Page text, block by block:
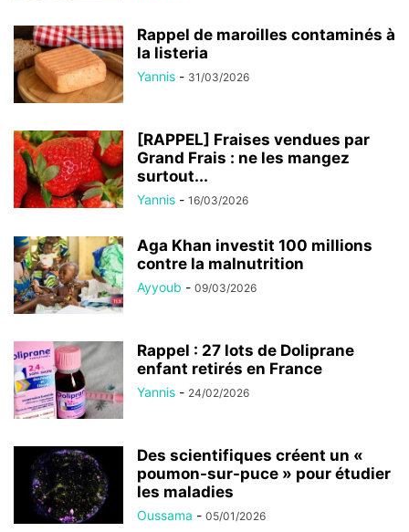
Rappel de maroilles contaminés à
la listeria
Yannis - 31/03/2026
[RAPPEL] Fraises vendues par
Grand Frais : ne les mangez
surtout...
Yannis - 16/03/2026
Aga Khan investit 100 millions
contre la malnutrition
Ayyoub - 09/03/2026
Rappel : 27 lots de Doliprane
enfant retirés en France
Yannis - 24/02/2026
Des scientifiques créent un «
poumon-sur-puce » pour étudier
les maladies
Oussama - 05/01/2026